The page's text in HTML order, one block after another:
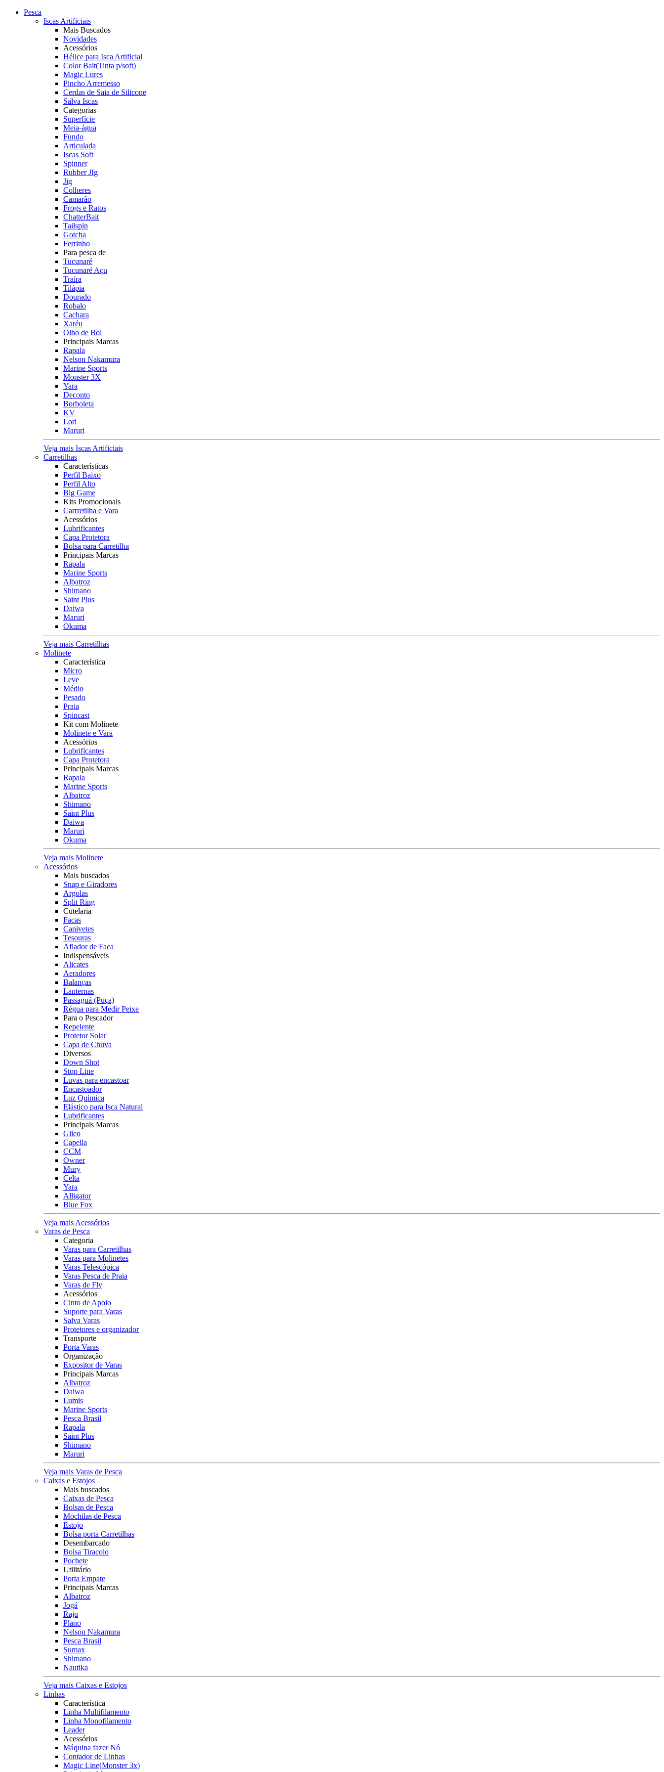
Pesca
Iscas Artificiais
Mais Buscados
Novidades
Acessórios
Hélice para Isca Artificial
Color Bait(Tinta p/soft)
Magic Lures
Pincho Arremesso
Cerdas de Saia de Silicone
Salva Iscas
Categorias
Superfície
Meia-água
Fundo
Articulada
Iscas Soft
Spinner
Rubber JIg
Jig
Colheres
Camarão
Frogs e Ratos
ChatterBait
Tailspin
Gotcha
Ferrinho
Para pesca de
Tucunaré
Tucunaré Açu
Traíra
Tilápia
Dourado
Robalo
Cachara
Xaréu
Olho de Boi
Principais Marcas
Rapala
Nelson Nakamura
Marine Sports
Monster 3X
Yara
Deconto
Borboleta
KV
Lori
Maruri
Veja mais Iscas Artificiais
Carretilhas
Características
Perfil Baixo
Perfil Alto
Big Game
Kits Promocionais
Carrretilha e Vara
Acessórios
Lubrificantes
Capa Protetora
Bolsa para Carretilha
Principais Marcas
Rapala
Marine Sports
Albatroz
Shimano
Saint Plus
Daiwa
Maruri
Okuma
Veja mais Carretilhas
Molinete
Característica
Micro
Leve
Médio
Pesado
Praia
Spincast
Kit com Molinete
Molinete e Vara
Acessórios
Lubrificantes
Capa Protetora
Principais Marcas
Rapala
Marine Sports
Albatroz
Shimano
Saint Plus
Daiwa
Maruri
Okuma
Veja mais Molinete
Acessórios
Mais buscados
Snap e Giradores
Argolas
Split Ring
Cutelaria
Facas
Canivetes
Tesouras
Afiador de Faca
Indispensáveis
Alicates
Aeradores
Balanças
Lanternas
Passaguá (Puça)
Régua para Medir Peixe
Para o Pescador
Repelente
Protetor Solar
Capa de Chuva
Diversos
Down Shot
Stop Line
Luvas para encastoar
Encastoador
Luz Química
Elástico para Isca Natural
Lubrificantes
Principais Marcas
Glico
Capella
CCM
Owner
Mury
Celta
Yara
Alligator
Blue Fox
Veja mais Acessórios
Varas de Pesca
Categoria
Varas para Carretilhas
Varas para Molinetes
Varas Telescópica
Varas Pesca de Praia
Varas de Fly
Acessórios
Cinto de Apoio
Suporte para Varas
Salva Varas
Protetores e organizador
Transporte
Porta Varas
Organização
Expositor de Varas
Principais Marcas
Albatroz
Daiwa
Lumis
Marine Sports
Pesca Brasil
Rapala
Saint Plus
Shimano
Maruri
Veja mais Varas de Pesca
Caixas e Estojos
Mais buscados
Caixas de Pesca
Bolsas de Pesca
Mochilas de Pesca
Estojo
Bolsa porta Carretilhas
Desembarcado
Bolsa Tiracolo
Pochete
Utilitário
Porta Empate
Principais Marcas
Albatroz
Jogá
Raju
Plano
Nelson Nakamura
Pesca Brasil
Sumax
Shimano
Nautika
Veja mais Caixas e Estojos
Linhas
Característica
Linha Multifilamento
Linha Monofilamento
Leader
Acessórios
Máquina fazer Nó
Contador de Linhas
Magic Line(Monster 3x)